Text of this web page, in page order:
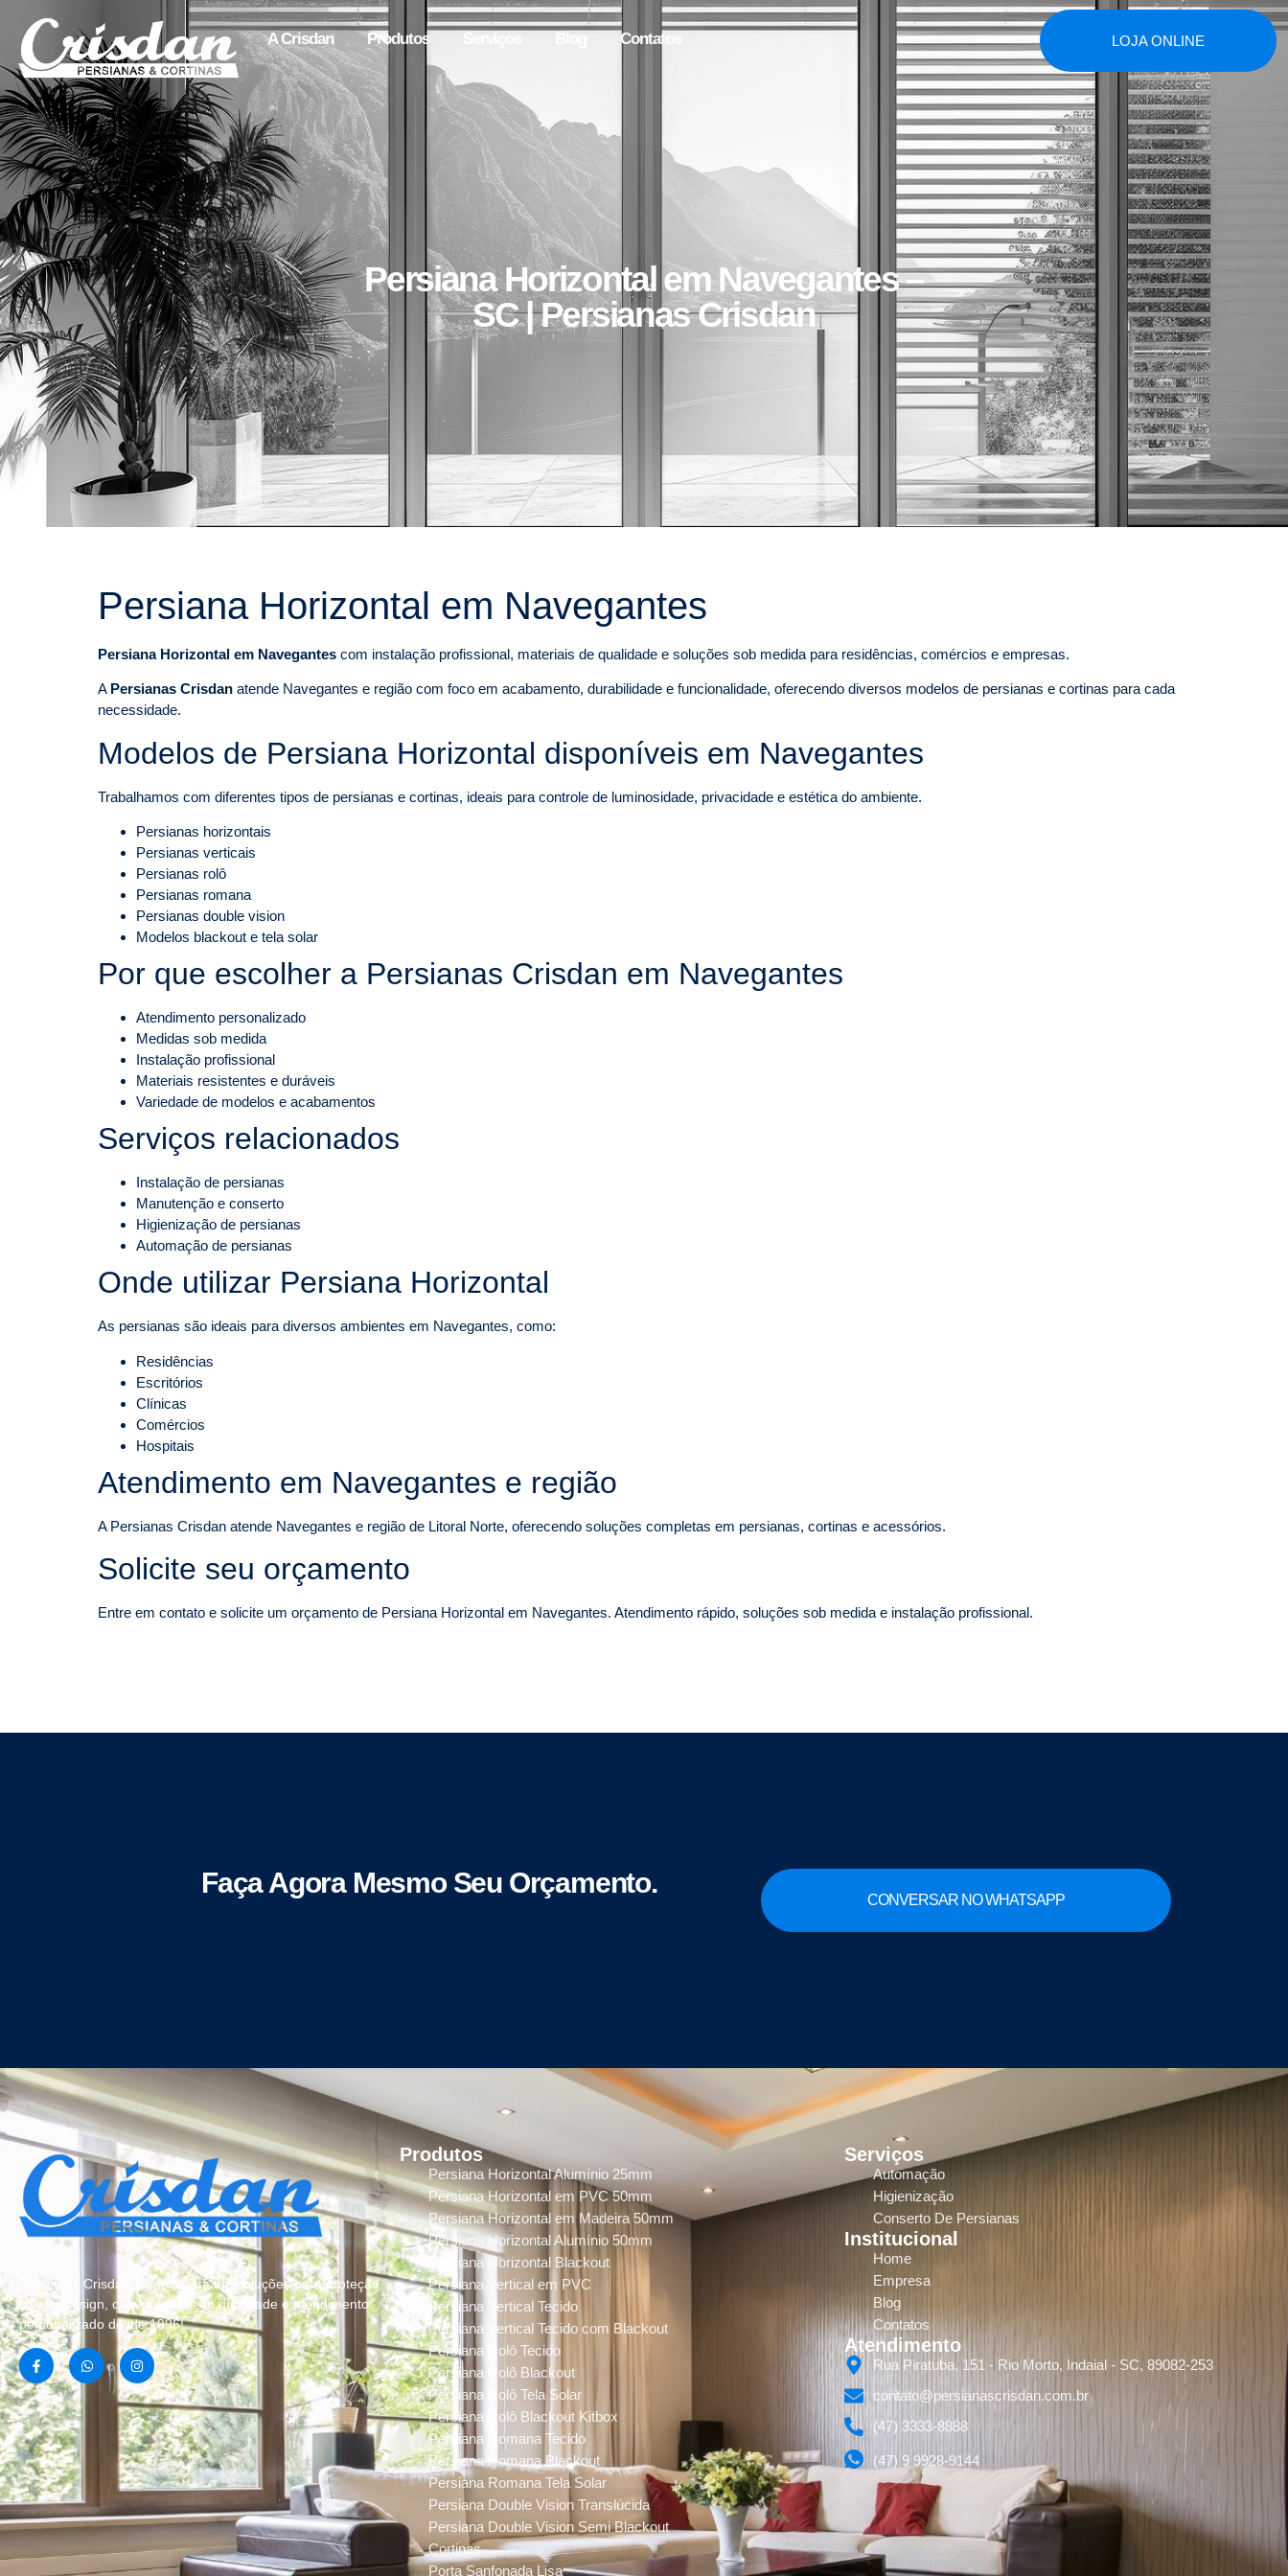
A Crisdan Produtos Contatos LOJA ONLINE
Persiana Horizontal em Navegantes –
SC | Persianas Crisdan
Persiana Horizontal em Navegantes
Persiana Horizontal em Navegantes com instalação profissional, materiais de qualidade e soluções sob medida para residências, comércios e empresas.
A Persianas Crisdan atende Navegantes e região com foco em acabamento, durabilidade e funcionalidade, oferecendo diversos modelos de persianas e cortinas para cada
necessidade.
Modelos de Persiana Horizontal disponíveis em Navegantes
Trabalhamos com diferentes tipos de persianas e cortinas, ideais para controle de luminosidade, privacidade e estética do ambiente.
Persianas horizontais
Persianas verticais
Persianas rolô
Persianas romana
Persianas double vision
Modelos blackout e tela solar
Por que escolher a Persianas Crisdan em Navegantes
Atendimento personalizado
Medidas sob medida
Instalação profissional
Materiais resistentes e duráveis
Variedade de modelos e acabamentos
Serviços relacionados
Instalação de persianas
Manutenção e conserto
Higienização de persianas
Automação de persianas
Onde utilizar Persiana Horizontal
As persianas são ideais para diversos ambientes em Navegantes, como:
Residências
Escritórios
Clínicas
Comércios
Hospitais
Atendimento em Navegantes e região
A Persianas Crisdan atende Navegantes e região de Litoral Norte, oferecendo soluções completas em persianas, cortinas e acessórios.
Solicite seu orçamento
Entre em contato e solicite um orçamento de Persiana Horizontal em Navegantes. Atendimento rápido, soluções sob medida e instalação profissional.
Faça Agora Mesmo Seu Orçamento.
CONVERSAR NO WHATSAPP
Persianas Crisdan, Especialista em soluções para proteção
solar e design, com produtos de qualidade e atendimento
personalizado desde 1996!
Produtos
Persiana Horizontal Alumínio 25mm
Persiana Horizontal em PVC 50mm
Persiana Horizontal em Madeira 50mm
Persiana Horizontal Alumínio 50mm
Persiana Horizontal Blackout
Persiana Vertical em PVC
Persiana Vertical Tecido
Persiana Vertical Tecido com Blackout
Persiana Rolô Tecido
Persiana Rolô Blackout
Persiana Rolô Tela Solar
Persiana Rolô Blackout Kitbox
Persiana Romana Tecido
Persiana Romana Blackout
Persiana Romana Tela Solar
Persiana Double Vision Translúcida
Persiana Double Vision Semi Blackout
Cortinas
Porta Sanfonada Lisa
Serviços
Automação
Higienização
Conserto De Persianas
Institucional
Home
Empresa
Blog
Contatos
Atendimento
Rua Piratuba, 151 - Rio Morto, Indaial - SC, 89082-253
contato@persianascrisdan.com.br
(47) 3333-8888
(47) 9 9928-9144